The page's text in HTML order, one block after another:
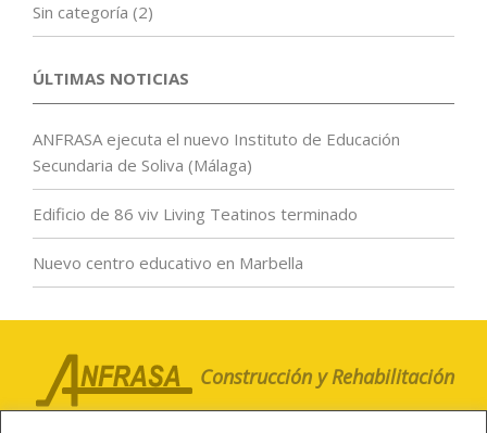
Sin categoría (2)
ÚLTIMAS NOTICIAS
ANFRASA ejecuta el nuevo Instituto de Educación
Secundaria de Soliva (Málaga)
Edificio de 86 viv Living Teatinos terminado
Nuevo centro educativo en Marbella
Construcción y Rehabilitación